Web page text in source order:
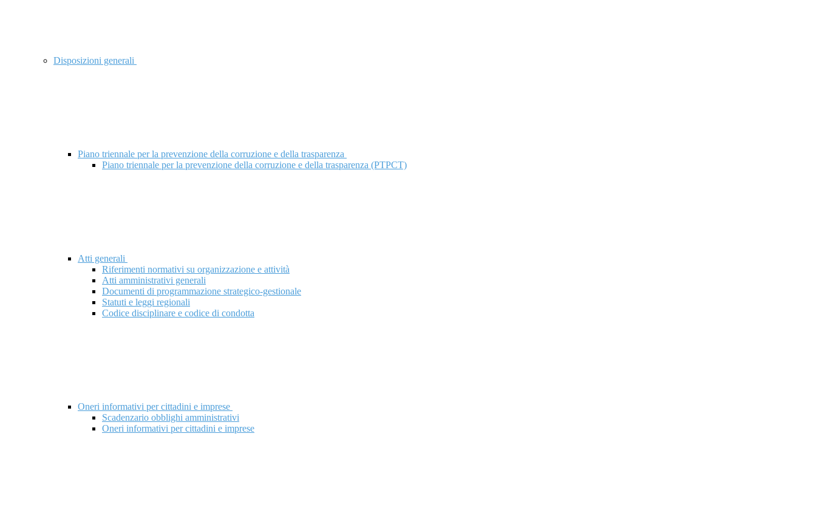
Disposizioni generali
Piano triennale per la prevenzione della corruzione e della trasparenza
Piano triennale per la prevenzione della corruzione e della trasparenza (PTPCT)
Atti generali
Riferimenti normativi su organizzazione e attività
Atti amministrativi generali
Documenti di programmazione strategico-gestionale
Statuti e leggi regionali
Codice disciplinare e codice di condotta
Oneri informativi per cittadini e imprese
Scadenzario obblighi amministrativi
Oneri informativi per cittadini e imprese